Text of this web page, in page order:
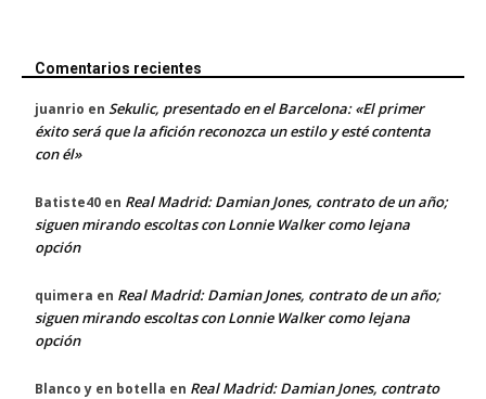
Comentarios recientes
juanrio en Sekulic, presentado en el Barcelona: «El primer
éxito será que la afición reconozca un estilo y esté contenta
con él»
Batiste40 en Real Madrid: Damian Jones, contrato de un año;
siguen mirando escoltas con Lonnie Walker como lejana
opción
quimera en Real Madrid: Damian Jones, contrato de un año;
siguen mirando escoltas con Lonnie Walker como lejana
opción
Blanco y en botella en Real Madrid: Damian Jones, contrato